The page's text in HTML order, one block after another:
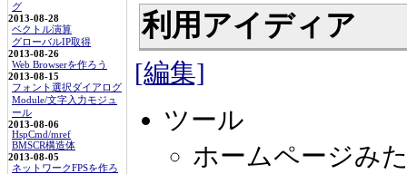
グ
2013-08-28
ベクトル演算
グローバルIP取得
2013-08-26
Web Browserを作ろう
2013-08-15
フォント選択ダイアログ
Module/文字入力モジュ
ール
2013-08-06
HspCmd/mref
BMSCR構造体
2013-08-05
ネットワークFPSを作ろ
利用アイディア
[編集]
ツール
ホームページみ